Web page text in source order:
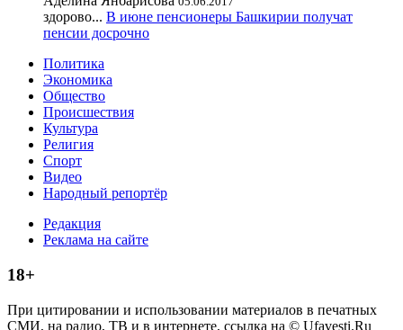
здорово... В июне пенсионеры Башкирии получат
пенсии досрочно
Политика
Экономика
Общество
Происшествия
Культура
Религия
Спорт
Видео
Народный репортёр
Редакция
Реклама на сайте
18+
При цитировании и использовании материалов в печатных
СМИ, на радио, ТВ и в интернете, ссылка на © Ufavesti.Ru